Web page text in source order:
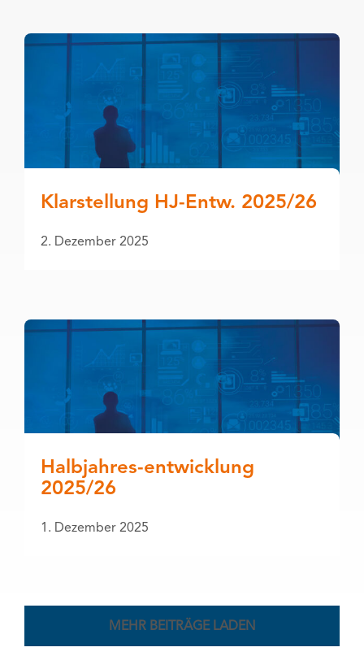
Klarstellung HJ-Entw. 2025/26
2. Dezember 2025
Halbjahres-entwicklung
2025/26
1. Dezember 2025
MEHR BEITRÄGE LADEN